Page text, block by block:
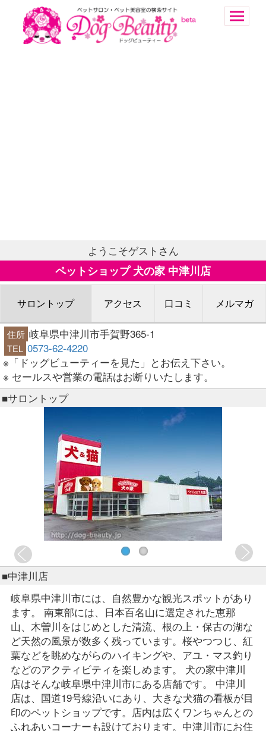
ようこそゲストさん
ペットショップ 犬の家 中津川店
サロントップ アクセス 口コミ メルマガ
住所 岐阜県中津川市手賀野365-1
TEL 0573-62-4220
※「ドッグビューティーを見た」とお伝え下さい。
※ セールスや営業の電話はお断りいたします。
■サロントップ
■中津川店
岐阜県中津川市には、自然豊かな観光スポットがあり
ます。 南東部には、日本百名山に選定された恵那
山、木曽川をはじめとした清流、根の上・保古の湖な
ど天然の風景が数多く残っています。桜やつつじ、紅
葉などを眺めながらのハイキングや、アユ・マス釣り
などのアクティビティを楽しめます。 犬の家中津川
店はそんな岐阜県中津川市にある店舗です。 中津川
店は、国道19号線沿いにあり、大きな犬猫の看板が目
印のペットショップです。店内は広くワンちゃんとの
ふれあいコーナーも設けております。中津川市にお住